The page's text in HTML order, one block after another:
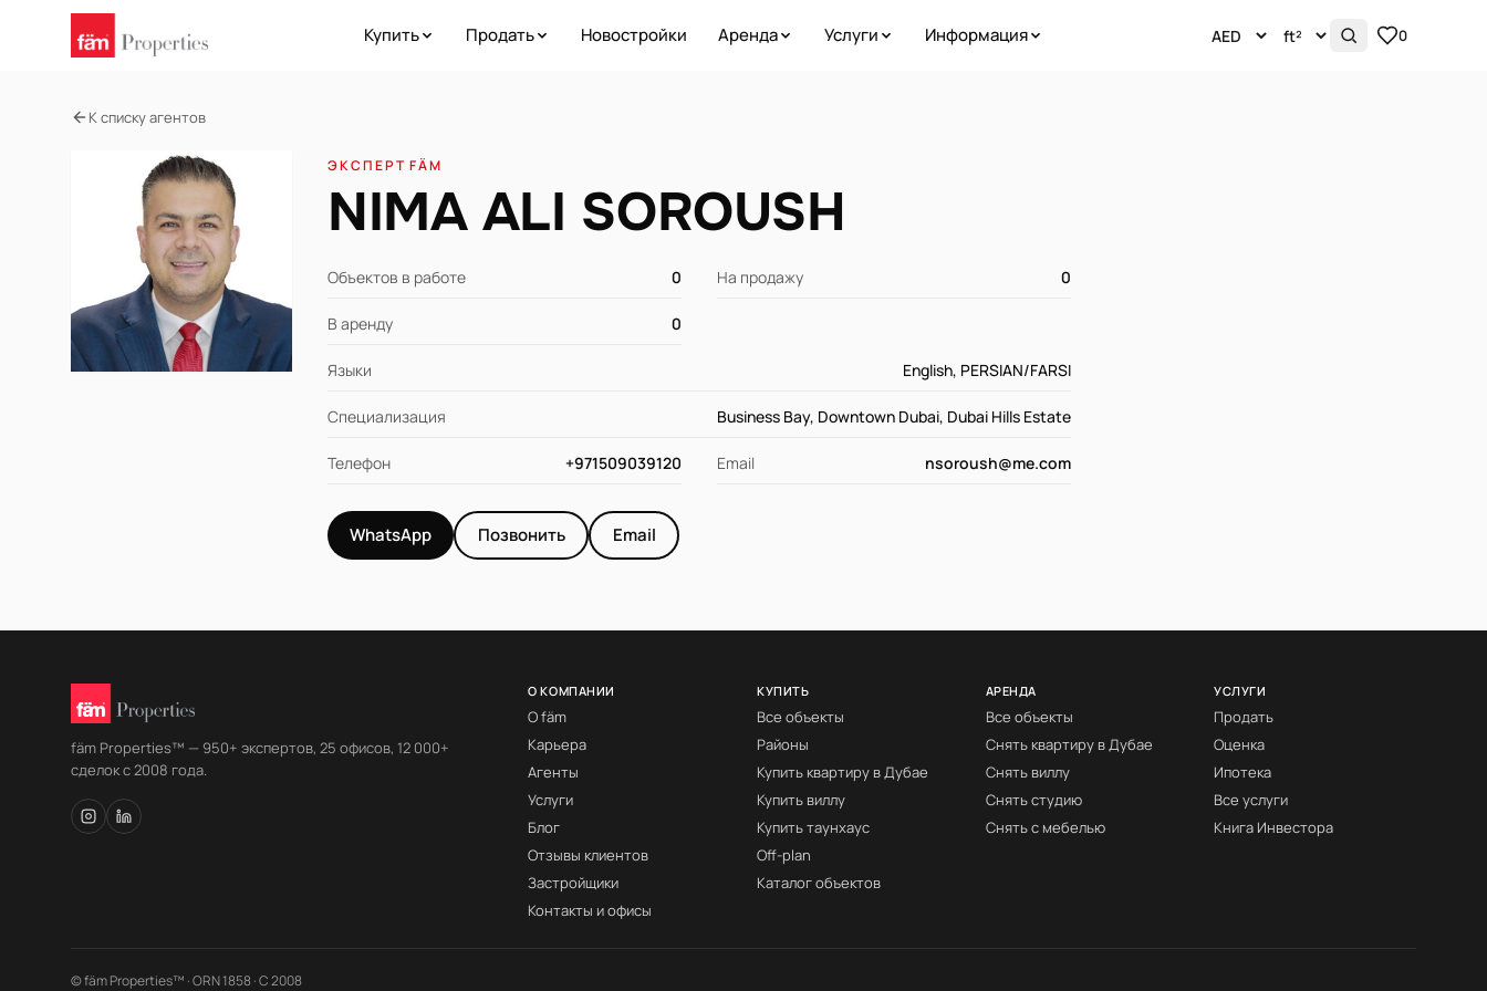
Купить Продать Новостройки Аренда Услуги Информация 0
К списку агентов
ЭКСПЕРТ FÄM
NIMA ALI SOROUSH
Объектов в работе 0 На продажу 0
В аренду 0
Языки English, PERSIAN/FARSI
Специализация Business Bay, Downtown Dubai, Dubai Hills Estate
Телефон +971509039120 Email nsoroush@me.com
WhatsApp Позвонить Email
fäm Properties™ — 950+ экспертов, 25 офисов, 12 000+
сделок с 2008 года.
О КОМПАНИИ
О fäm
Карьера
Агенты
Услуги
Блог
Отзывы клиентов
Застройщики
Контакты и офисы
КУПИТЬ
Все объекты
Районы
Купить квартиру в Дубае
Купить виллу
Купить таунхаус
Off-plan
Каталог объектов
АРЕНДА
Все объекты
Снять квартиру в Дубае
Снять виллу
Снять студию
Снять с мебелью
УСЛУГИ
Продать
Оценка
Ипотека
Все услуги
Книга Инвестора
© fäm Properties™ · ORN 1858 · С 2008